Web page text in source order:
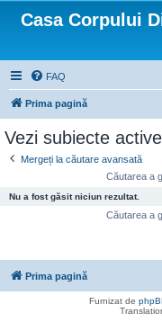
Casa Corpului
FAQ
Prima pagină
Vezi subiecte active
Mergeți la căutare avansată
Căutarea a
Nu a fost găsit niciun rezultat.
Căutarea a
Prima pagină
Furnizat de